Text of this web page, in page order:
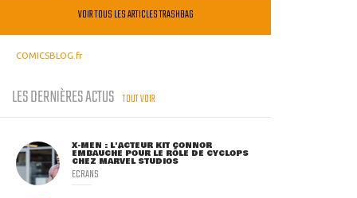
VOIR TOUS LES ARTICLES TRASHBAG
COMICSBLOG.fr
LES DERNIÈRES ACTUS TOUT VOIR
X-MEN : L'ACTEUR KIT CONNOR
EMBAUCHÉ POUR LE RÔLE DE CYCLOPS
CHEZ MARVEL STUDIOS
ECRANS